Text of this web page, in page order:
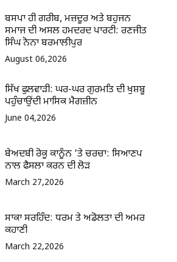
ਬਸਪਾ ਹੀ ਗਰੀਬ, ਮਜ਼ਦੂਰ ਅਤੇ ਬਹੁਜਨ
ਸਮਾਜ ਦੀ ਅਸਲ ਹਮਦਰਦ ਪਾਰਟੀ: ਰਣਜੀਤ
ਸਿੰਘ ਨੋਨਾ ਬਰਮਾਲੀਪੁਰ
August 06,2026
ਸਿੱਖ ਫੁਲਵਾੜੀ: ਘਰ-ਘਰ ਗੁਰਮਤਿ ਦੀ ਖੁਸ਼ਬੂ
ਪਹੁੰਚਾਉਂਦੀ ਮਾਸਿਕ ਮੈਗਜ਼ੀਨ
June 04,2026
ਬੇਅਦਬੀ ਰੋਕੂ ਕਾਨੂੰਨ ‘ਤੇ ਚਰਚਾ: ਸਿਆਣਪ
ਨਾਲ ਫੈਸਲਾ ਕਰਨ ਦੀ ਲੋੜ
March 27,2026
ਸਾਕਾ ਸਰਹਿੰਦ: ਧਰਮ ਤੇ ਅਡੋਲਤਾ ਦੀ ਅਮਰ
ਕਹਾਣੀ
March 22,2026